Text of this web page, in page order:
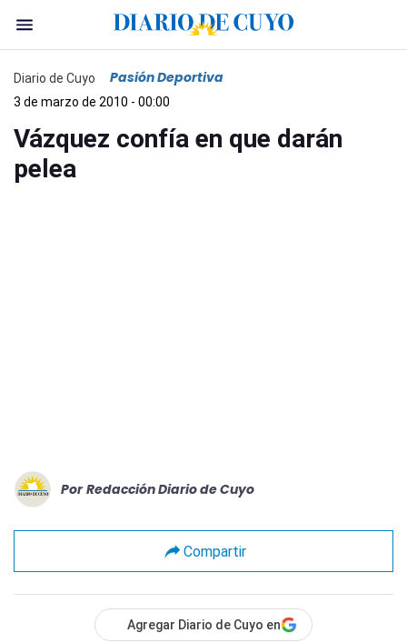
Diario de Cuyo Pasión Deportiva
3 de marzo de 2010 - 00:00
Vázquez confía en que darán
pelea
Por Redacción Diario de Cuyo
Compartir
Agregar Diario de Cuyo en